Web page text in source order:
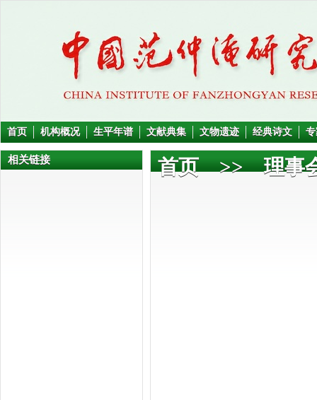
首页 机构概况 生平年谱 文献典集 文物遗迹 经典诗文
相关链接 首页>>理事